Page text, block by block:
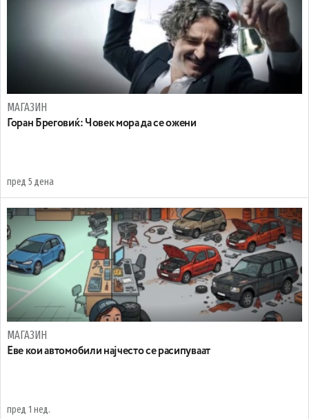
МАГАЗИН
Горан Бреговиќ: Човек мора да се ожени
пред 5 дена
МАГАЗИН
Еве кои автомобили најчесто се расипуваат
пред 1 нед.